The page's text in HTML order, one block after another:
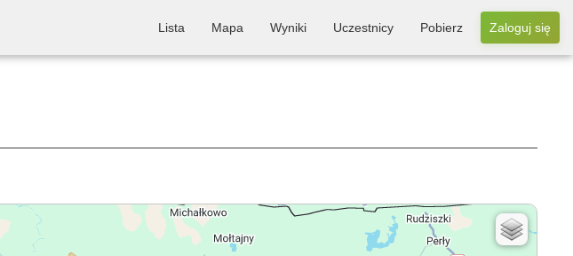
Lista Mapa Wyniki Uczestnicy Pobierz Zaloguj się